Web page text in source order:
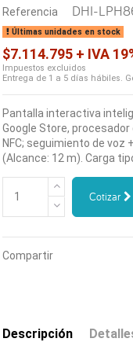
Referencia DHI-
Últimas unidades en stock
$7.114.795 + IVA
Impuestos excluidos
Entrega de 1 a 5 días hábiles.
Pantalla interactiva
Google Store, procesador
NFC; seguimiento de
(Alcance: 12 m). Carga
Cotizar
Compartir
Descripción